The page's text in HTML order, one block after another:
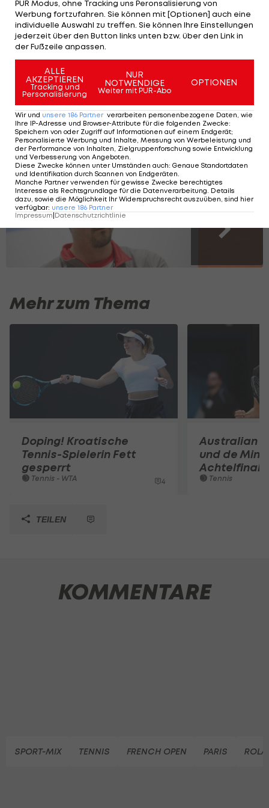
Schwärzler macht
French-Open-Titel
Tennis
Thiem-Nachfolge: Diese ÖTV-Asse
tummeln sich im ATP-Ranking
SLIDESHOW
STARTEN
Mehr zum Thema
Doping! Kroatische
Tennis-Spielerin Fett
gesperrt
Tennis - WTA 4
Australian
und de
Tennis
TEILEN
KOMMENTARE
SPORT-MIX TENNIS FRENCH OPEN PARIS
PUR Modus, ohne Tracking uns Peronsalisierung von
Werbung fortzufahren. Sie können mit [Optionen] auch eine
individuelle Auswahl zu treffen. Sie können Ihre Einstellungen
jederzeit über den Button links unten bzw. über den Link in
der Fußzeile anpassen.
ALLE
AKZEPTIEREN
Tracking und
Personalisierung
NUR
NOTWENDIGE
Weiter mit PUR-Abo
OPTIONEN
Wir und unsere 186 Partner verarbeiten personenbezogene Daten, wie
Ihre IP-Adresse und Browser-Attribute für die folgenden Zwecke:
Speichern von oder Zugriff auf Informationen auf einem Endgerät;
Personalisierte Werbung und Inhalte, Messung von Werbeleistung und
der Performance von Inhalten, Zielgruppenforschung sowie Entwicklung
und Verbesserung von Angeboten
Diese Zwecke können unter Umständen auch: Genaue Standortdaten
und Identifikation durch Scannen von Endgeräten
Manche Partner verwenden für gewisse Zwecke berechtigtes
Interesse als Rechtsgrundlage für die Datenverarbeitung. Details
dazu, sowie die Möglichkeit Ihr Widerspruchsrecht auszuüben, sind hier
verfügbar: unsere 186 Partner
Impressum|Datenschutzrichtlinie